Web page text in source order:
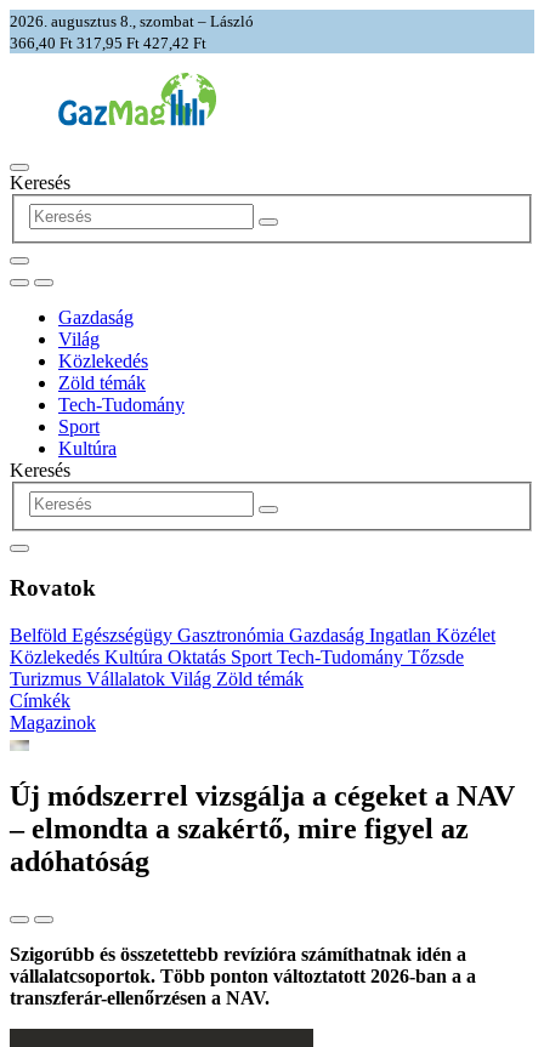
2026. augusztus 8., szombat – László
366,40 Ft 317,95 Ft 427,42 Ft
Keresés
Gazdaság
Világ
Közlekedés
Zöld témák
Tech-Tudomány
Sport
Kultúra
Keresés
Rovatok
Belföld Egészségügy Gasztronómia Gazdaság Ingatlan Közélet
Közlekedés Kultúra Oktatás Sport Tech-Tudomány Tőzsde
Turizmus Vállalatok Világ Zöld témák
Címkék
Magazinok
Új módszerrel vizsgálja a cégeket a NAV
– elmondta a szakértő, mire figyel az
adóhatóság
Szigorúbb és összetettebb revízióra számíthatnak idén a
vállalatcsoportok. Több ponton változtatott 2026-ban a a
transzferár-ellenőrzésen a NAV.